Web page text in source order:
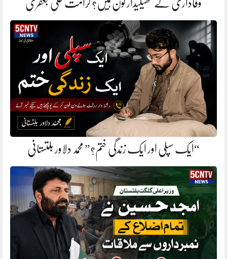
وفاداری کے ٹھیکیدار کون ہیں؟ کرامت علی جعفری
“ایک سپلی اور ایک زندگی ختم؟” محمد دلاور بلتستانی